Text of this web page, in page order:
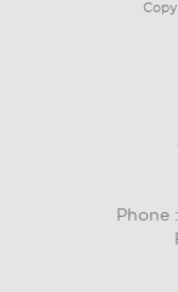
Phone